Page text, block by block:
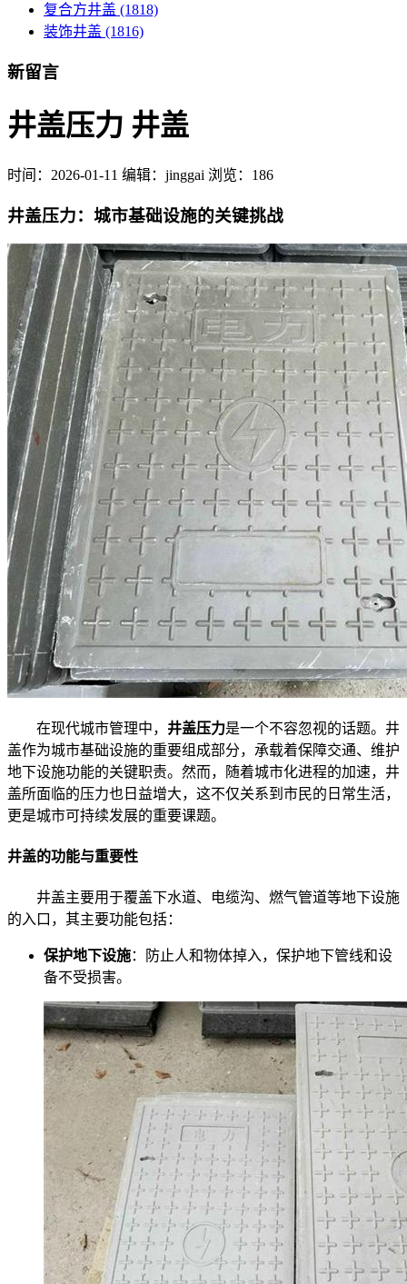
复合方井盖 (1818)
装饰井盖 (1816)
新留言
井盖压力 井盖
时间： 2026-01-11 编辑：jinggai 浏览：186
井盖压力：城市基础设施的关键挑战
在现代城市管理中， 井盖压力是一个不容忽视的话题。井
盖作为城市基础设施的重要组成部分，承载着保障交通、维护
地下设施功能的关键职责。然而，随着城市化进程的加速，井
盖所面临的压力也日益增大，这不仅关系到市民的日常生活，
更是城市可持续发展的重要课题。
井盖的功能与重要性
井盖主要用于覆盖下水道、电缆沟、燃气管道等地下设施
的入口，其主要功能包括：
保护地下设施：防止人和物体掉入，保护地下管线和设
备不受损害。